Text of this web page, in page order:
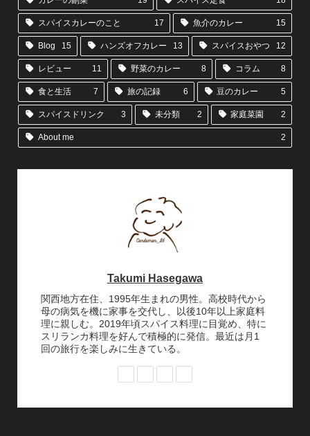
スパイスカレーのこと 17 魚介のカレー 15
Blog 15 ハンズオフカレー 13 スパイスおやつ 12
レビュー 11 野菜のカレー 8 コラム 8
食と生活 7 旅の記録 6 豆のカレー 5
スパイスドリンク 3 未分類 2 家庭菜園 2
About me 2
Takumi Hasegawa
関西地方在住、1995年生まれの男性。高校時代から
母の病気を機に家事を交代し、以後10年以上家庭料
理に親しむ。2019年頃スパイス料理に目覚め、特に
スリランカ料理を好んで積極的に発信。最近は月1
回の旅行を楽しみに生きている。